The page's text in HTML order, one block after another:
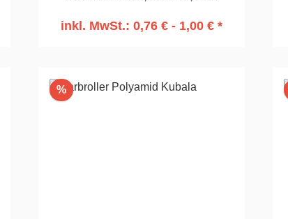
inkl. MwSt.: 0,76 € - 1,00 € *
%Rabatt